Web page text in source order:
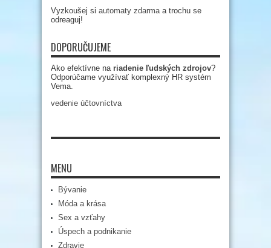
Vyzkoušej si automaty zdarma a trochu se
odreaguj!
DOPORUČUJEME
Ako efektívne na riadenie ľudských zdrojov?
Odporúčame využívať komplexný HR systém
Vema.
vedenie účtovníctva
MENU
Bývanie
Móda a krása
Sex a vzťahy
Úspech a podnikanie
Zdravie